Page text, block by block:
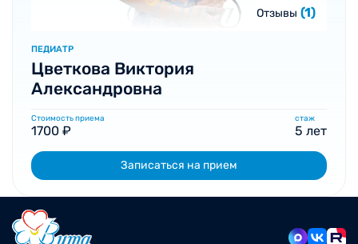
Отзывы (1)
ПЕДИАТР
Цветкова Виктория
Александровна
Стоимость приема
1700 ₽
стаж
5 лет
Записаться на прием